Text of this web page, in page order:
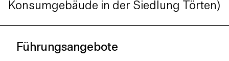
Konsumgebäude in der Siedlung Törten)
Führungsangebote